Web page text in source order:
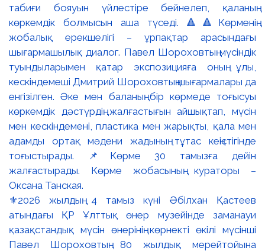
⚜️2026 жылдың 4 тамыз күні Әбілхан Қастеев
атындағы ҚР Ұлттық өнер музейінде заманауи
қазақстандық мүсін өнерінің көрнекті өкілі мүсінші
Павел Шороховтың 80 жылдық мерейтойына